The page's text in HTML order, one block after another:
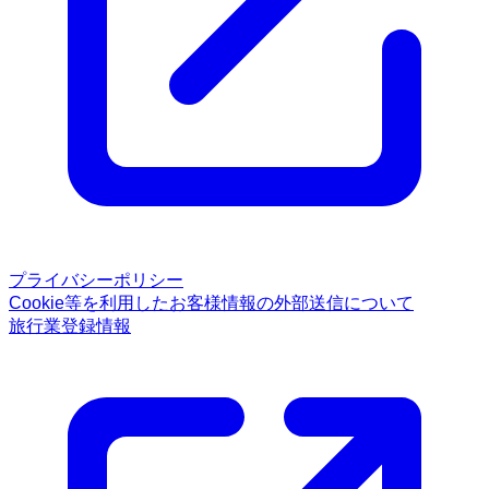
プライバシーポリシー
Cookie等を利用したお客様情報の外部送信について
旅行業登録情報